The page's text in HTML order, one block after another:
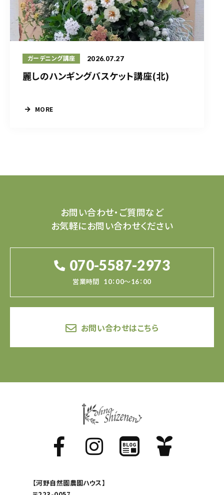
ガーデニング講座 2026.07.27
麗しのハンギングバスケット講座(北)
MORE
お問い合わせ・ご質問など
お気軽にお問い合わせください
070-5587-2973
営業時間 10：00～16：00
お問い合わせはこちら
【河野自然園農園ハウス】